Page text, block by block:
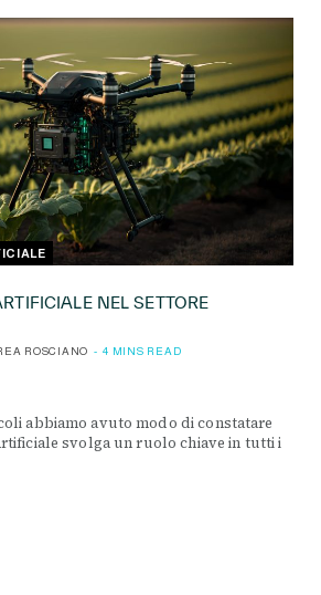
NEL SETTORE
ROSCIANO 4 MINS READ
abbiamo avuto modo di constatare
svolga un ruolo chiave in tutti i